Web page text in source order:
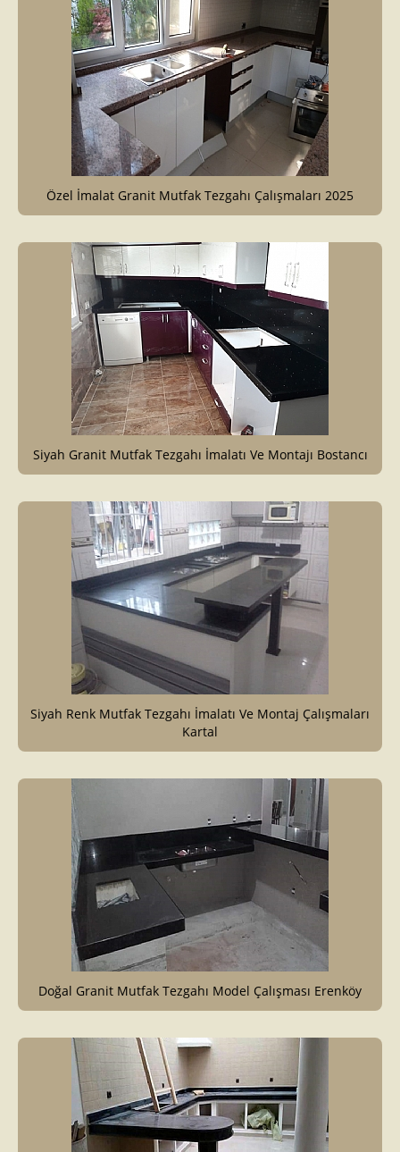
Özel İmalat Granit Mutfak Tezgahı Çalışmaları 2025
Siyah Granit Mutfak Tezgahı İmalatı Ve Montajı Bostancı
Siyah Renk Mutfak Tezgahı İmalatı Ve Montaj Çalışmaları
Kartal
Doğal Granit Mutfak Tezgahı Model Çalışması Erenköy